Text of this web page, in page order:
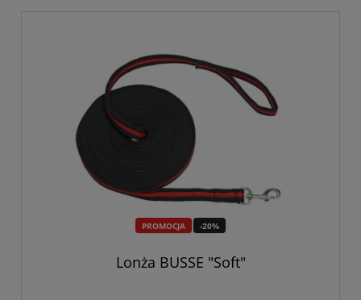
PROMOCJA -20%
Lonża BUSSE "Soft"